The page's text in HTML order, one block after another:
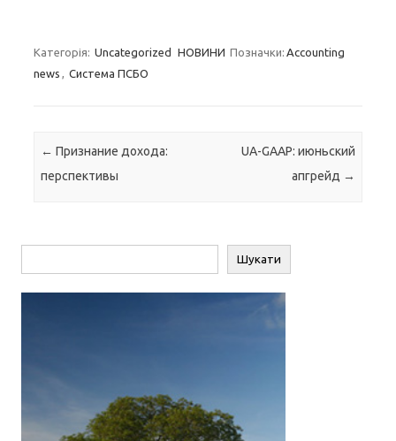
Категорія: Uncategorized НОВИНИ Позначки: Accounting
news , Система ПСБО
Навігація по запису
← Признание дохода:
перспективы
UA-GAAP: июньский
апгрейд →
Шукати